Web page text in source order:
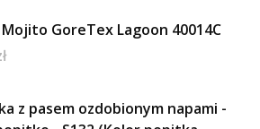
Mojito GoreTex Lagoon 40014C
z pasem ozdobionym napami -